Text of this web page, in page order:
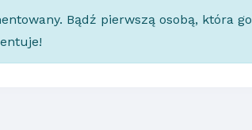
Bądź pierwszą osobą, która go